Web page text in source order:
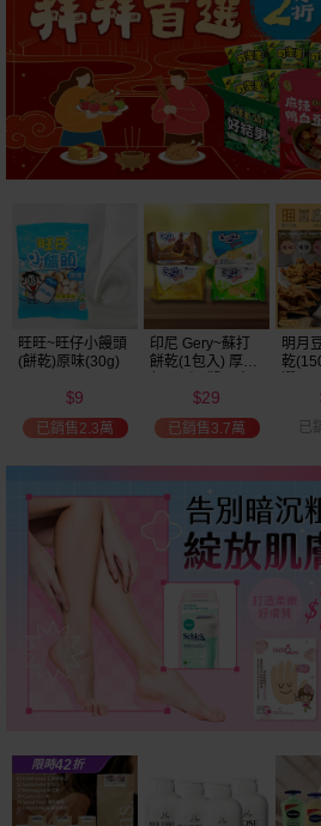
明月豆腐~豆腐餅
乾(150g) 款式可
120
已銷售8,053
韓國 LOTTE 樂天
~BINCH巧克力／
款式可選
$54
已銷售8,819
韓國
多魚
已